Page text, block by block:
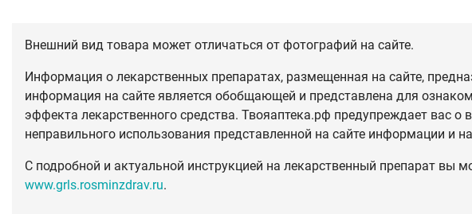
Внешний вид товара может отличаться от фотографий на сайте.
Информация о лекарственных препаратах, размещенная на сайте,
информация на сайте является обобщающей и представлена для
эффекта лекарственного средства. Твояаптека.рф предупреждает вас
неправильного использования представленной на сайте информации и
С подробной и актуальной инструкцией на лекарственный препарат вы
www.grls.rosminzdrav.ru.